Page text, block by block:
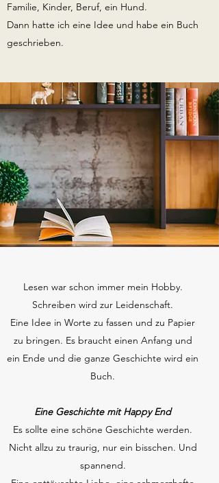
Familie, Kinder, Beruf, ein Hund.
Dann hatte ich eine Idee und habe ein Buch
geschrieben.
Lesen war schon immer mein Hobby.
Schreiben wird zur Leidenschaft.
Eine Idee in Worte zu fassen und zu Papier
zu bringen. Es braucht einen Anfang und
ein Ende und die ganze Geschichte wird ein
Buch.
Eine Geschichte mit Happy End
Es sollte eine schöne Geschichte werden.
Nicht allzu zu traurig, nur ein bisschen. Und
spannend.